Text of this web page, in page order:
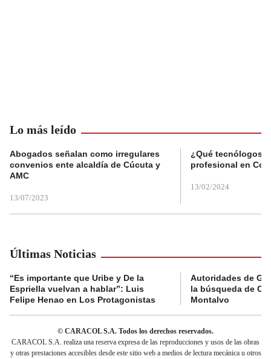
Lo más leído
Abogados señalan como irregulares
convenios ente alcaldía de Cúcuta y
AMC
13/07/2023
¿Qué tecnólogos
profesional en
13/02/2024
Últimas Noticias
“Es importante que Uribe y De la
Espriella vuelvan a hablar”: Luis
Felipe Henao en Los Protagonistas
Autoridades de
la búsqueda de
Montalvo
© CARACOL S.A. Todos los derechos reservados.
CARACOL S.A. realiza una reserva expresa de las reproducciones y usos de las obras
y otras prestaciones accesibles desde este sitio web a medios de lectura mecánica u otros